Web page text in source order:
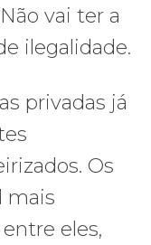
vai ter a
ilegalidade.
privadas já
Os
mais
eles,